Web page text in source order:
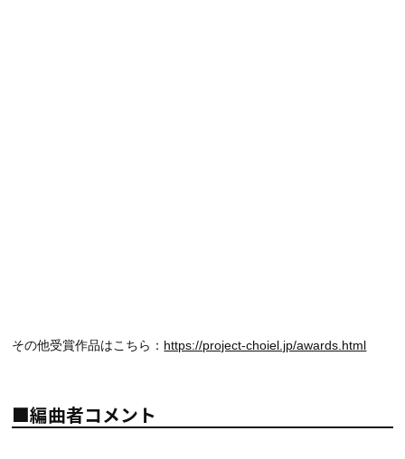
その他受賞作品はこちら： https://project-choiel.jp/awards.html
■編曲者コメント